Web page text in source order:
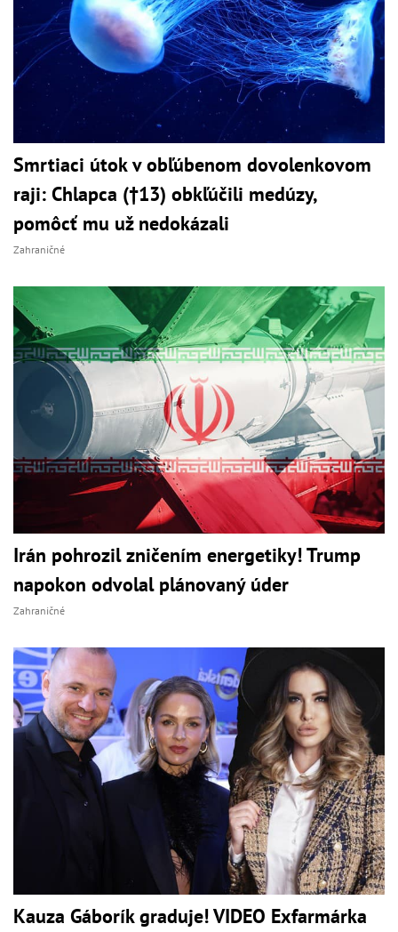
Smrtiaci útok v obľúbenom dovolenkovom
raji: Chlapca (†13) obkľúčili medúzy,
pomôcť mu už nedokázali
Zahraničné
Irán pohrozil zničením energetiky! Trump
napokon odvolal plánovaný úder
Zahraničné
Kauza Gáborík graduje! VIDEO Exfarmárka